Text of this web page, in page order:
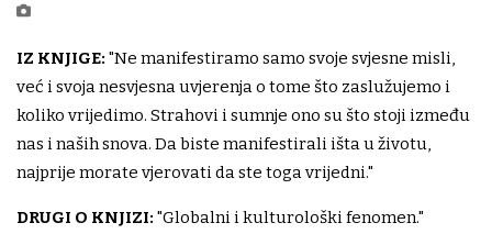
IZ KNJIGE: "Ne manifestiramo samo svoje svjesne misli,
već i svoja nesvjesna uvjerenja o tome što zaslužujemo i
koliko vrijedimo. Strahovi i sumnje ono su što stoji između
nas i naših snova. Da biste manifestirali išta u životu,
najprije morate vjerovati da ste toga vrijedni."
DRUGI O KNJIZI: "Globalni i kulturološki fenomen."